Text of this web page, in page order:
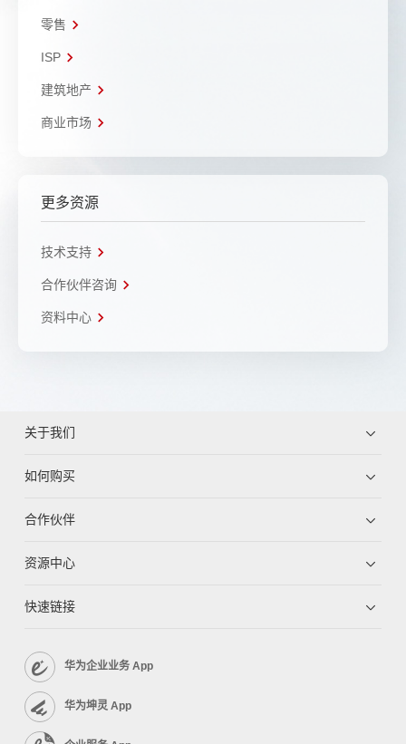
零售
ISP
建筑地产
商业市场
更多资源
技术支持
合作伙伴咨询
资料中心
关于我们
如何购买
合作伙伴
资源中心
快速链接
华为企业业务 App
华为坤灵 App